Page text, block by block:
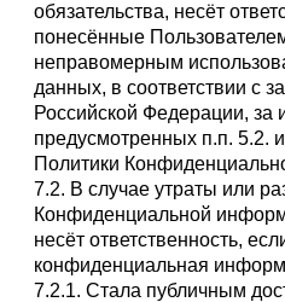
обязательства, несёт
понесённые
неправомерным
данных, в соответствии с
Российской Федерации, за
предусмотренных п.п. 5.2.
Политики
7.2. В случае утраты или
Конфиденциальной
несёт ответственность,
конфиденциальная
7.2.1. Стала публичным